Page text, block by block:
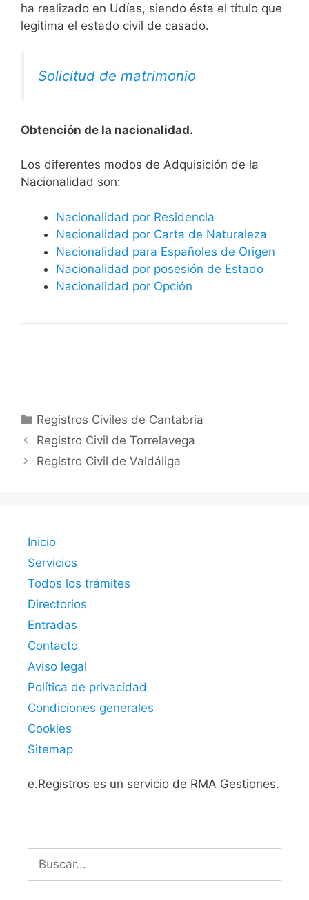
ha realizado en Udías, siendo ésta el título que
legitima el estado civil de casado.
Solicitud de matrimonio
Obtención de la nacionalidad.
​​​Los diferentes modos de Adquisición de la
Nacionalidad son:
Nacionalidad por Residencia
Nacionalidad por Carta de Naturaleza
Nacionalidad para Españoles de Origen
Nacionalidad por posesión de Estado
Nacionalidad por Opción
Categorías
Registros Civiles de Cantabria
Registro Civil de Torrelavega
Registro Civil de Valdáliga
Inicio
Servicios
Todos los trámites
Directorios
Entradas
Contacto
Aviso legal
Política de privacidad
Condiciones generales
Cookies
Sitemap
e.Registros es un servicio de RMA Gestiones.
Buscar: